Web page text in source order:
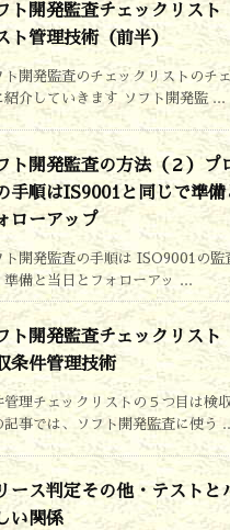
ト開発監査チェックリスト
ト管理技術（前半）
ト開発監査のチェックリストのチ
紹介していきます ソフト開発監 ...
ト開発監査の方法（２）プ
手順はIS9001と同じで準備
ローアップ
ト開発監査の手順は ISO9001の監
準備と当日とフォローアッ ...
ト開発監査チェックリスト
条件管理技術
管理チェックリストの５つ目は検
記事では、ソフト開発監査に使う ...
ース判定その他・テストと
い関係